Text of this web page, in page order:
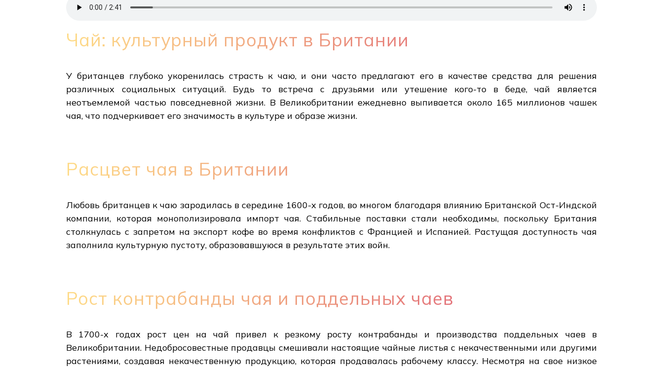
Чай: культурный продукт в Британии
У британцев глубоко укоренилась страсть к чаю, и они часто предлагают его в качестве средства для решения
различных социальных ситуаций. Будь то встреча с друзьями или утешение кого-то в беде, чай является
неотъемлемой частью повседневной жизни. В Великобритании ежедневно выпивается около 165 миллионов чашек
чая, что подчеркивает его значимость в культуре и образе жизни.
Расцвет чая в Британии
Любовь британцев к чаю зародилась в середине 1600-х годов, во многом благодаря влиянию Британской Ост-Индской
компании, которая монополизировала импорт чая. Стабильные поставки стали необходимы, поскольку Британия
столкнулась с запретом на экспорт кофе во время конфликтов с Францией и Испанией. Растущая доступность чая
заполнила культурную пустоту, образовавшуюся в результате этих войн.
Рост контрабанды чая и поддельных чаев
В 1700-х годах рост цен на чай привел к резкому росту контрабанды и производства поддельных чаев в
Великобритании. Недобросовестные продавцы смешивали настоящие чайные листья с некачественными или другими
растениями, создавая некачественную продукцию, которая продавалась рабочему классу. Несмотря на свое низкое